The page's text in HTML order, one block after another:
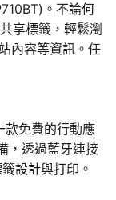
。不論何
享標籤，輕鬆瀏
內容等資訊。任
免費的行動應
，透過藍牙連接
設計與打印。